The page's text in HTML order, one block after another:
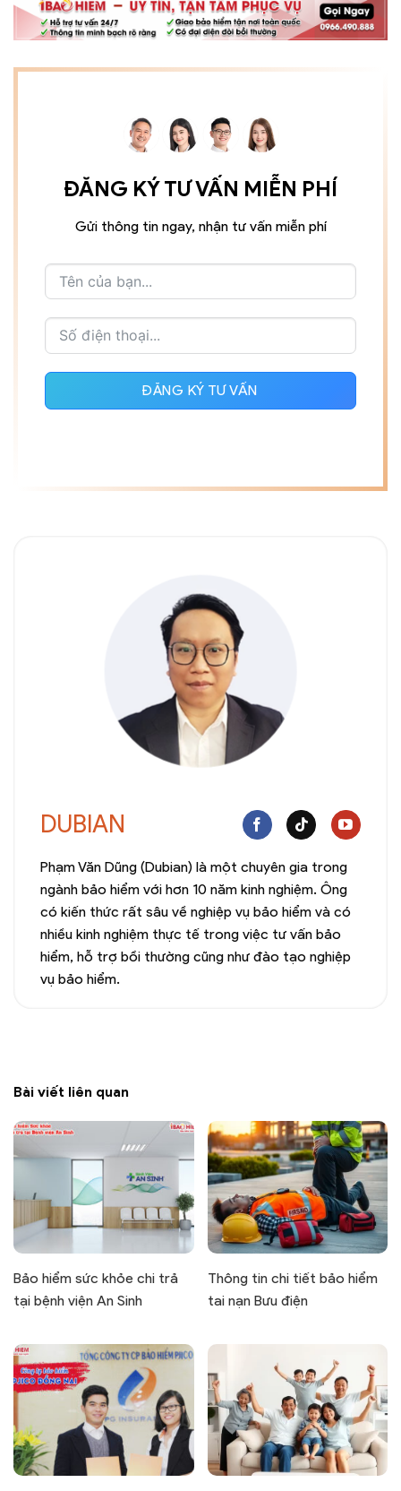
ĐĂNG KÝ TƯ VẤN MIỄN PHÍ
Gửi thông tin ngay, nhận tư vấn miễn phí
ĐĂNG KÝ TƯ VẤN
DUBIAN
Phạm Văn Dũng (Dubian) là một chuyên gia trong
ngành bảo hiểm với hơn 10 năm kinh nghiệm. Ông
có kiến thức rất sâu về nghiệp vụ bảo hiểm và có
nhiều kinh nghiệm thực tế trong việc tư vấn bảo
hiểm, hỗ trợ bồi thường cũng như đào tạo nghiệp
vụ bảo hiểm.
Bài viết liên quan
Bảo hiểm sức khỏe chi trả
tại bệnh viện An Sinh
Thông tin chi tiết bảo hiểm
tai nạn Bưu điện